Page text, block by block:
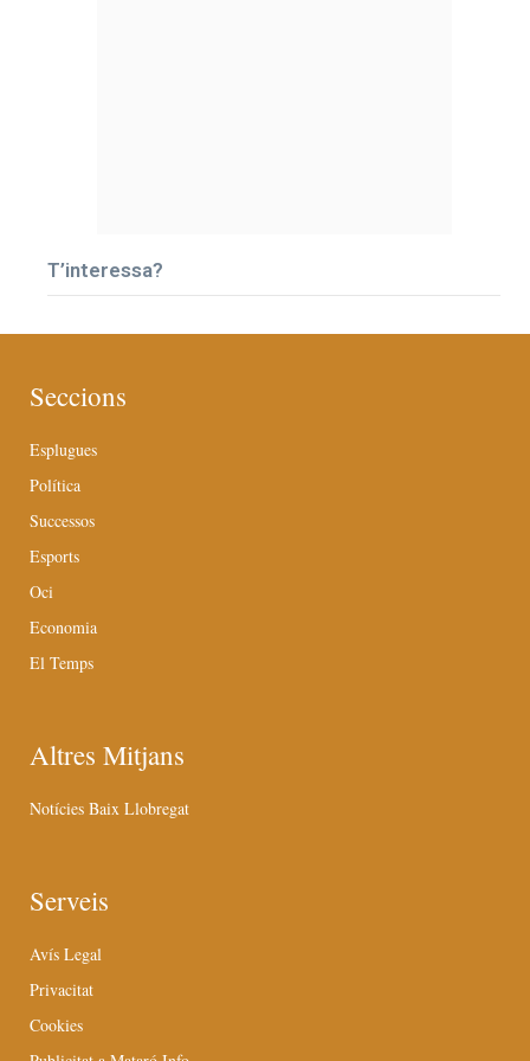
T’interessa?
Seccions
Esplugues
Política
Successos
Esports
Oci
Economia
El Temps
Altres Mitjans
Notícies Baix Llobregat
Serveis
Avís Legal
Privacitat
Cookies